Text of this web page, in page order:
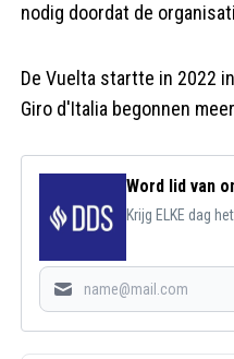
nodig doordat de
De Vuelta startte in 2022
Giro d'Italia begonnen
Word lid van
Krijg ELKE dag